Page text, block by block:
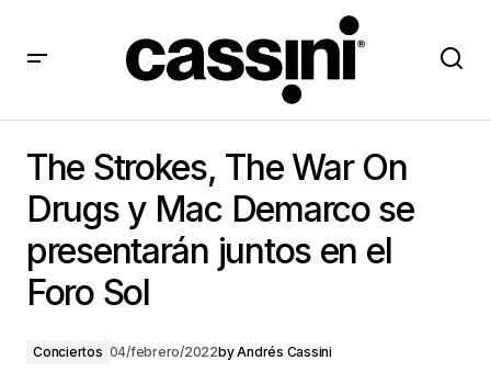
presentarán juntos en el Foro Sol
The Strokes, The War On
Drugs y Mac Demarco se
presentarán juntos en el
Foro Sol
Conciertos 04/febrero/2022byAndrés Cassini